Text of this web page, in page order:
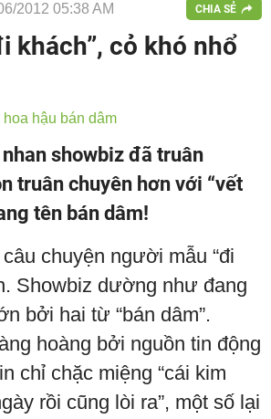
2012 05:38 AM CHIA SẺ
khách”, cỏ khó nhổ
hậu bán dâm
showbiz đã truân
truân chuyên hơn với “vết
tên bán dâm!
câu chuyện người mẫu “đi
Showbiz dường như đang
bởi hai từ “bán dâm”.
hoàng bởi nguồn tin động
chỉ chặc miệng “cái kim
rồi cũng lòi ra”, một số lại